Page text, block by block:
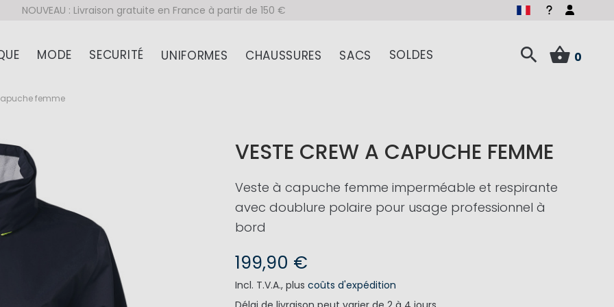
NOUVEAU : Livraison gratuite en France à partir de 150 €
MODE SECURITÉ UNIFORMES CHAUSSURES SACS SOLDES 0
femme
VESTE CREW A CAPUCHE FEMME
Veste à capuche femme imperméable et respirante
avec doublure polaire pour usage professionnel à
bord
199,90 €
Incl. T.V.A.,pluscoûts d'expédition